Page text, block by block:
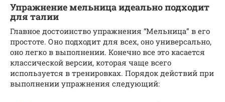
Упражнение мельница идеально подходит
для талии
Главное достоинство упражнения “Мельница” в его
простоте. Оно подходит для всех, оно универсально,
оно легко в выполнении. Конечно все это касается
классической версии, которая чаще всего
используется в тренировках. Порядок действий при
выполнении упражнения следующий: